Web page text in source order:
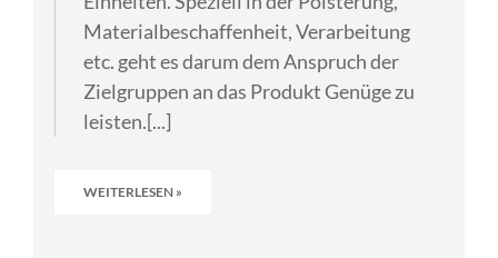
Materialbeschaffenheit, Verarbeitung
etc. geht es darum dem Anspruch der
Zielgruppen an das Produkt Genüge zu
leisten.[...]
WEITERLESEN »